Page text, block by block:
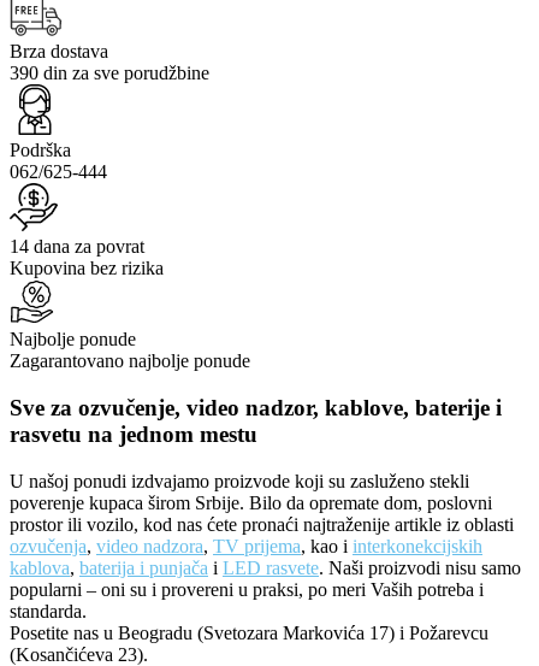
Brza dostava
390 din za sve porudžbine
Podrška
062/625-444
14 dana za povrat
Kupovina bez rizika
Najbolje ponude
Zagarantovano najbolje ponude
Sve za ozvučenje, video nadzor, kablove, baterije i
rasvetu na jednom mestu
U našoj ponudi izdvajamo proizvode koji su zasluženo stekli
poverenje kupaca širom Srbije. Bilo da opremate dom, poslovni
prostor ili vozilo, kod nas ćete pronaći najtraženije artikle iz oblasti
ozvučenja, video nadzora, TV prijema, kao i interkonekcijskih
kablova, baterija i punjača i LED rasvete. Naši proizvodi nisu samo
popularni – oni su i provereni u praksi, po meri Vaših potreba i
standarda.
Posetite nas u Beogradu (Svetozara Markovića 17) i Požarevcu
(Kosančićeva 23).